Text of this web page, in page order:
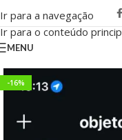
Ir para a navegação
Ir para o conteúdo
MENU
-16%